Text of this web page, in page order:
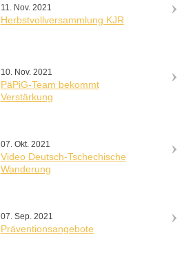
11. Nov. 2021
Herbstvollversammlung KJR
10. Nov. 2021
PäPiG-Team bekommt
Verstärkung
07. Okt. 2021
Video Deutsch-Tschechische
Wanderung
07. Sep. 2021
Präventionsangebote